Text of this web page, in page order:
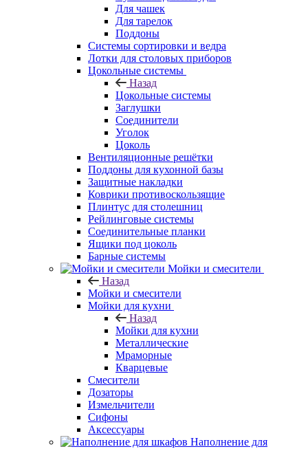
Для чашек
Для тарелок
Поддоны
Системы сортировки и ведра
Лотки для столовых приборов
Цокольные системы
Назад
Цокольные системы
Заглушки
Соединители
Уголок
Цоколь
Вентиляционные решётки
Поддоны для кухонной базы
Защитные накладки
Коврики противоскользящие
Плинтус для столешниц
Рейлинговые системы
Соединительные планки
Ящики под цоколь
Барные системы
Мойки и смесители
Назад
Мойки и смесители
Мойки для кухни
Назад
Мойки для кухни
Металлические
Мраморные
Кварцевые
Смесители
Дозаторы
Измельчители
Сифоны
Аксессуары
Наполнение для